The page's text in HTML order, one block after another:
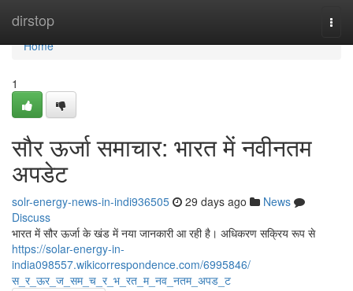
dirstop
Home
Home
1
सौर ऊर्जा समाचार: भारत में नवीनतम
अपडेट
solr-energy-news-in-indi936505 29 days ago
News
Discuss
भारत में सौर ऊर्जा के खंड में नया जानकारी आ रही है। अधिकरण सक्रिय रूप से
https://solar-energy-in-
india098557.wikicorrespondence.com/6995846/
स_र_ऊर_ज_सम_च_र_भ_रत_म_नव_नतम_अपड_ट